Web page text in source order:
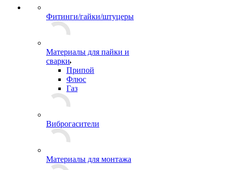
Фитинги/гайки/штуцеры
Материалы для пайки и
сварки
Припой
Флюс
Газ
Виброгасители
Материалы для монтажа